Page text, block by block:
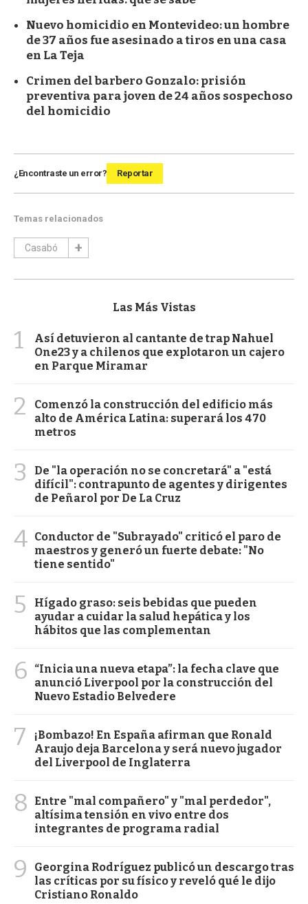
Nuevo homicidio en Montevideo: un hombre
de 37 años fue asesinado a tiros en una casa
en La Teja
Crimen del barbero Gonzalo: prisión
preventiva para joven de 24 años sospechoso
del homicidio
¿Encontraste un error? Reportar
Temas relacionados
Casabó
Las Más Vistas
1
Así detuvieron al cantante de trap Nahuel
One23 y a chilenos que explotaron un cajero
en Parque Miramar
2
Comenzó la construcción del edificio más
alto de América Latina: superará los 470
metros
3
De "la operación no se concretará" a "está
difícil": contrapunto de agentes y dirigentes
de Peñarol por De La Cruz
4 Conductor de "Subrayado" criticó el paro de
maestros y generó un fuerte debate: "No
tiene sentido"
5
Hígado graso: seis bebidas que pueden
ayudar a cuidar la salud hepática y los
hábitos que las complementan
6
“Inicia una nueva etapa”: la fecha clave que
anunció Liverpool por la construcción del
Nuevo Estadio Belvedere
7
¡Bombazo! En España afirman que Ronald
Araujo deja Barcelona y será nuevo jugador
del Liverpool de Inglaterra
8
Entre "mal compañero" y "mal perdedor",
altísima tensión en vivo entre dos
integrantes de programa radial
9
Georgina Rodríguez publicó un descargo tras
las críticas por su físico y reveló qué le dijo
Cristiano Ronaldo